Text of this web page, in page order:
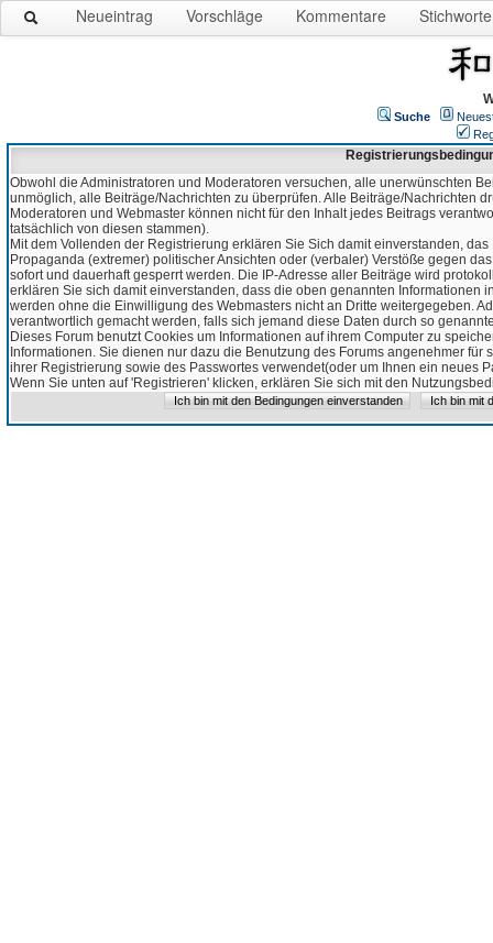
Neueintrag Vorschläge Kommentare Stichworte
Suche
Obwohl die Administratoren und Moderatoren versuchen, alle unerwünschten
unmöglich, alle Beiträge/Nachrichten zu überprüfen. Alle Beiträge/Nachrichten
Moderatoren und Webmaster können nicht für den Inhalt jedes Beitrags
tatsächlich von diesen stammen).
Mit dem Vollenden der Registrierung erklären Sie Sich damit einverstanden,
Propaganda (extremer) politischer Ansichten oder (verbaler) Verstöße gegen
sofort und dauerhaft gesperrt werden. Die IP-Adresse aller Beiträge wird
erklären Sie sich damit einverstanden, dass die oben genannten Informationen
werden ohne die Einwilligung des Webmasters nicht an Dritte weitergegeben.
verantwortlich gemacht werden, falls sich jemand diese Daten durch so
Dieses Forum benutzt Cookies um Informationen auf ihrem Computer zu
Informationen. Sie dienen nur dazu die Benutzung des Forums angenehmer
ihrer Registrierung sowie des Passwortes verwendet(oder um Ihnen ein neues
Wenn Sie unten auf 'Registrieren' klicken, erklären Sie sich mit den